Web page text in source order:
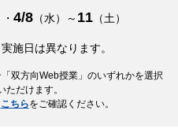
4/8（水）～ 11（土）
施日は異なります。
双方向Web授業」のいずれかを選択
ただけます。
こちらをご確認ください。